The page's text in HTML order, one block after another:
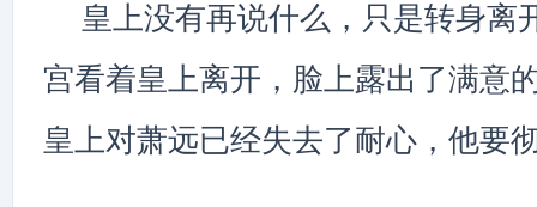
皇上没有再说什么，只是转身离
宫看着皇上离开，脸上露出了满意
皇上对萧远已经失去了耐心，他要